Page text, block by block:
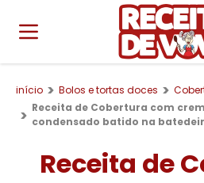
início Bolos e tortas doces
Receita de Cobertura com
condensado batido na
Receita de